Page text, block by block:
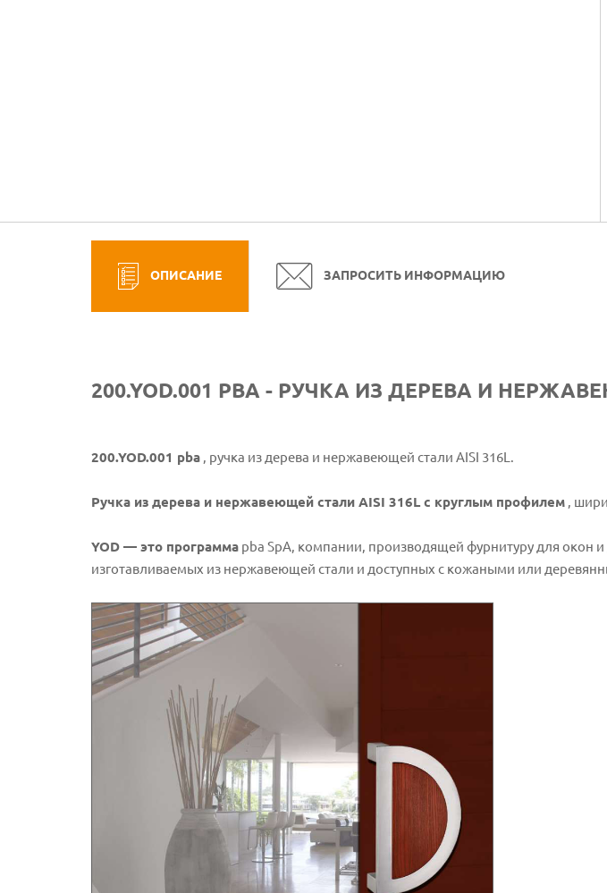
ОПИСАНИЕ ЗАПРОСИТЬ ИНФОРМАЦИЮ
200.YOD.001 PBA - РУЧКА ИЗ ДЕРЕВА И
200.YOD.001 pba , ручка из дерева и нержавеющей стали AISI 316L.
Ручка из дерева и нержавеющей стали AISI 316L с круглым профилем ,
YOD — это программа pba SpA, компании, производящей фурнитуру для окон и
изготавливаемых из нержавеющей стали и доступных с кожаными или